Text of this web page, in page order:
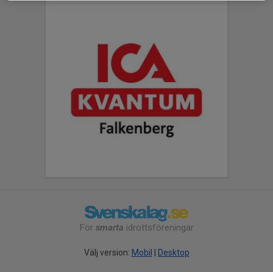
För smarta idrottsföreningar
Välj version: Mobil Desktop